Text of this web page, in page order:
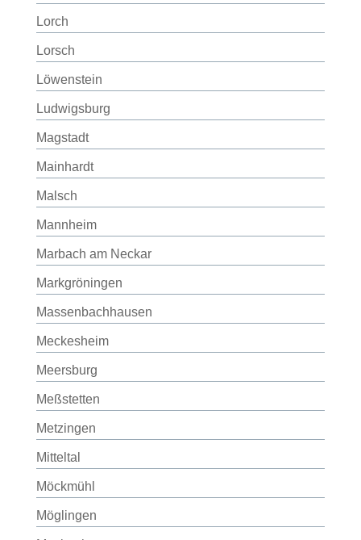
Lorch
Lorsch
Löwenstein
Ludwigsburg
Magstadt
Mainhardt
Malsch
Mannheim
Marbach am Neckar
Markgröningen
Massenbachhausen
Meckesheim
Meersburg
Meßstetten
Metzingen
Mitteltal
Möckmühl
Möglingen